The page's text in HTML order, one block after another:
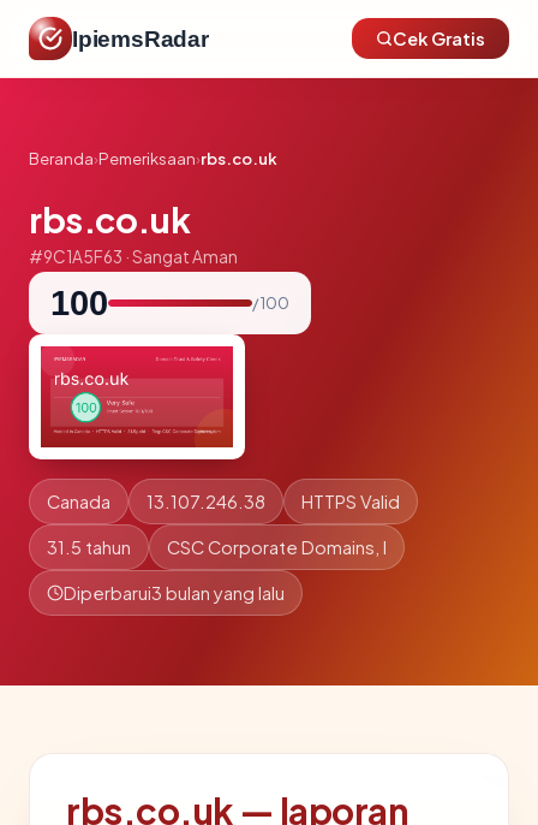
IpiemsRadar Cek Gratis
Beranda›Pemeriksaan›rbs.co.uk
rbs.co.uk
#9C1A5F63 · Sangat Aman
100 / 100
Canada 13.107.246.38 HTTPS Valid
31.5 tahun CSC Corporate Domains, I
Diperbarui3 bulan yang lalu
rbs.co.uk — laporan